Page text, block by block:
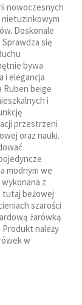
nowoczesnych
nietuzinkowym
Doskonale
się
bywa
i elegancja
Ruben beige
i
przestrzeni
oraz nauki.
modnym we
z
tutaj beżowej
szarości
żarówką
Produkt należy
w